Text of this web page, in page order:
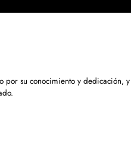
por su conocimiento y dedicación,